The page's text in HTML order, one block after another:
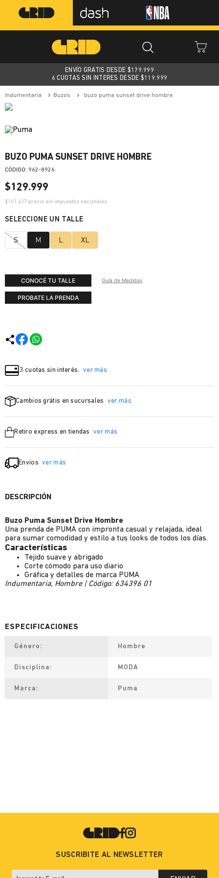
ENVÍO GRATIS DESDE $179.999
6 CUOTAS SIN INTERES DESDE $119.999
indumentaria buzos buzo puma sunset drive hombre
BUZO PUMA SUNSET DRIVE HOMBRE
: 962-8926
$129.999
$107.437 precio sin impuestos nacionales
S M L XL
CONOCÉ TU TALLE Guía de Medidas
PROBATE LA PRENDA
3 cuotas sin interés. ver más
Cambios grátis en sucursales ver más
Retiro express en tiendas ver más
Envíos ver más
DESCRIPCIÓN
Buzo Puma Sunset Drive Hombre
Una prenda de PUMA con impronta casual y relajada, ideal
para sumar comodidad y estilo a tus looks de todos los días.
Características
Tejido suave y abrigado
Corte cómodo para uso diario
Gráfica y detalles de marca PUMA
Indumentaria, Hombre | Código: 634396 01
Género Hombre
Disciplina MODA
Marca Puma
SUSCRIBITE AL NEWSLETTER